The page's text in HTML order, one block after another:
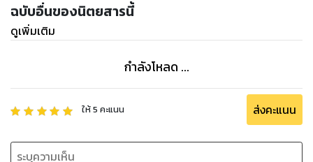
ฉบับอื่นของนิตยสารนี้
ดูเพิ่มเติม
กำลังโหลด ...
ให้5 คะแนน ส่งคะแนน